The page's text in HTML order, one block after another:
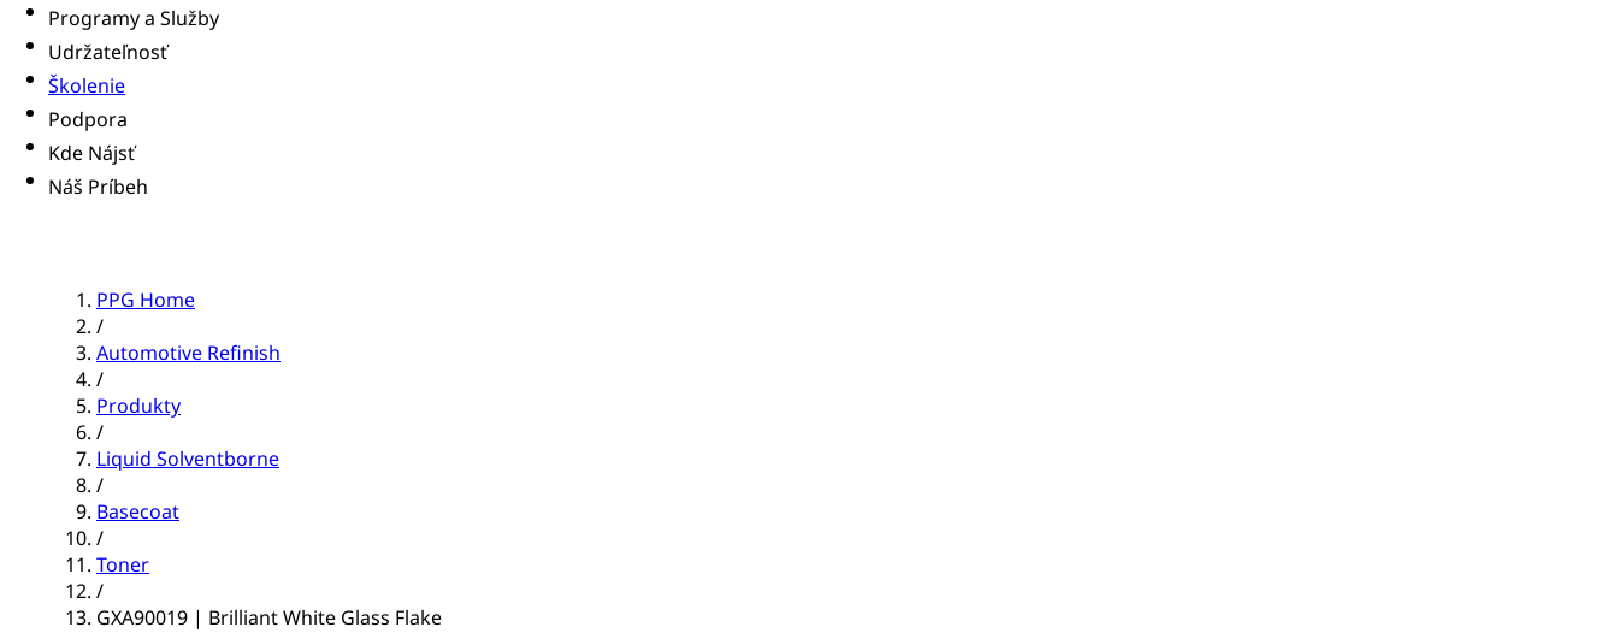
Programy a Služby
Udržateľnosť
Školenie
Podpora
Kde Nájsť
Náš Príbeh
PPG Home
/
Automotive Refinish
/
Produkty
/
Liquid Solventborne
/
Basecoat
/
Toner
/
GXA90019 | Brilliant White Glass Flake